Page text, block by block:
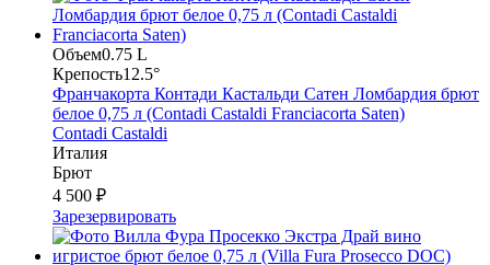
Объем0.75 L
Крепость12.5°
Франчакорта Контади Кастальди Сатен Ломбардия брют
белое 0,75 л (Contadi Castaldi Franciacorta Saten)
Contadi Castaldi
Италия
Брют
4 500 ₽
Зарезервировать